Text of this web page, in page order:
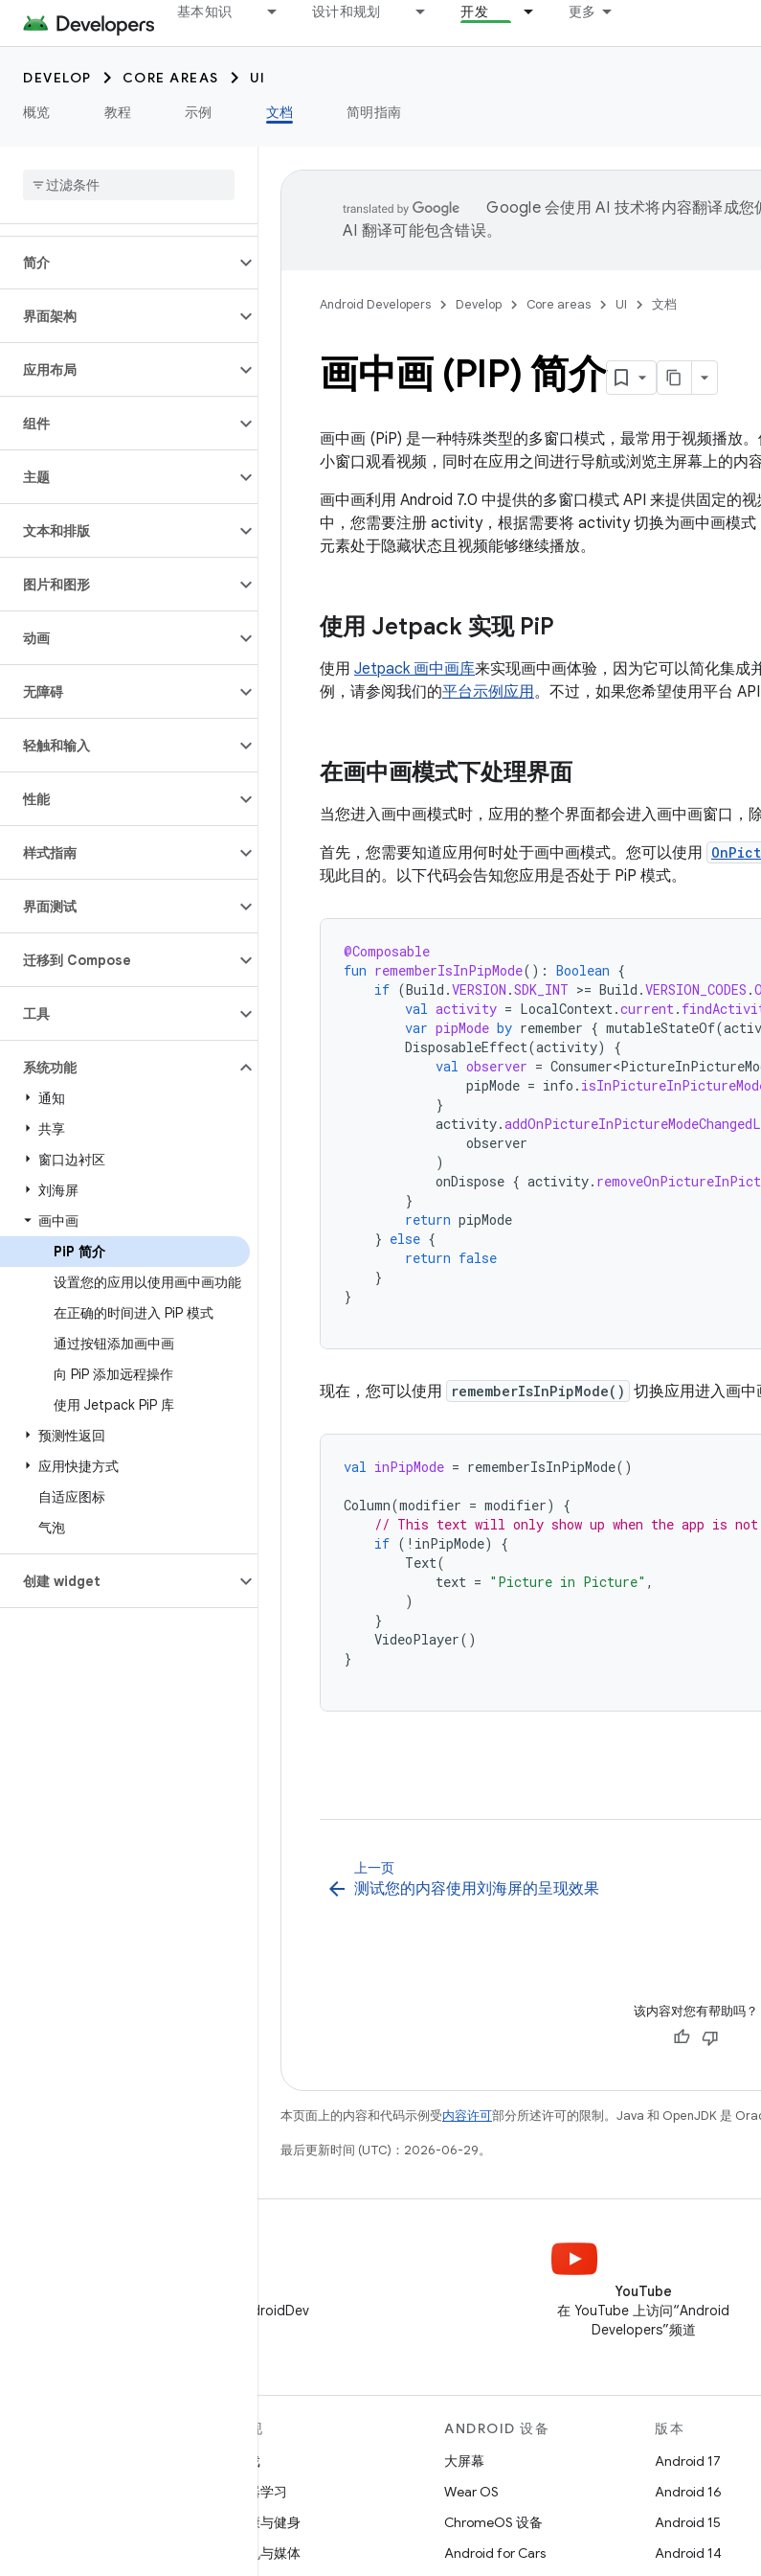
基本知识 设计和规划 开发 更多
DEVELOP CORE AREAS
UI
概览
教程 示例 文档 简明指南
简介
界面架构
应用布局
组件
主题
文本和排版
图片和图形
动画
无障碍
轻触和输入
性能
样式指南
界面测试
迁移到 Compose
工具
系统功能
通知
共享
窗口边衬区
刘海屏
画中画
PiP 简介
设置您的应用以使用画中画功能
在正确的时间进入 PiP 模式
通过按钮添加画中画
向 PiP 添加远程操作
使用 Jetpack PiP 库
预测性返回
应用快捷方式
自适应图标
气泡
创建 widget
Google 会使用 AI 技术将内容翻译成您
AI 翻译可能包含错误。
Android Developers Develop Core areas UI 文档
画中画 (PIP) 简介
画中画 (PiP) 是一种特殊类型的多窗口模式，最常用于视频播放
小窗口观看视频，同时在应用之间进行导航或浏览主屏幕上的内容
画中画利用 Android 7.0 中提供的多窗口模式 API 来提供固定的
中，您需要注册 activity，根据需要将 activity 切换为画中画模
元素处于隐藏状态且视频能够继续播放。
使用 Jetpack 实现 PiP
使用 Jetpack 画中画库来实现画中画体验，因为它可以简化集成
例，请参阅我们的平台示例应用。不过，如果您希望使用平台
在画中画模式下处理界面
当您进入画中画模式时，应用的整个界面都会进入画中画窗口，
首先，您需要知道应用何时处于画中画模式。您可以使用
现此目的。以下代码会告知您应用是否处于 PiP 模式。
@Composable
fun rememberIsInPipMode(): Boolean {
if (Build .VERSION .SDK_INT >= Build .VERSION_CODES .O
val activity = LocalContext.current.
var pipMode by remember { mutableStateOf(
DisposableEffect(activity)
{
val observer =
pipMode = info .
}
activity.
observer
)
onDispose { activity.
}
return pipMode
} else {
return false
}
}
现在，您可以使用 rememberIsInPipMode() 切换应用进入画中
val inPipMode = rememberIsInPipMode()
Column(modifier = modifier)
{
// This text will only show up when the app is not
if ( ! inPipMode)
{
Text(
text = "Picture in Picture" ,
)
}
VideoPlayer()
}
上一页
arrow_back 测试您的内容使用刘海屏的呈现效果
该内容对您有帮助吗？
本页面上的内容和代码示例受内容许可部分所述许可的限制。Java 和 OpenJDK 是
最后更新时间 (UTC)：2026-06-29。
在 X 上关注 @AndroidDev
YouTube
在 YouTube 上访问“Android
Developers”频道
发现
游戏
机器学习
健康与健身
相机与媒体
ANDROID 设备
大屏幕
Wear OS
ChromeOS 设备
Android for Cars
版本
Android 17
Android 16
Android 15
Android 14